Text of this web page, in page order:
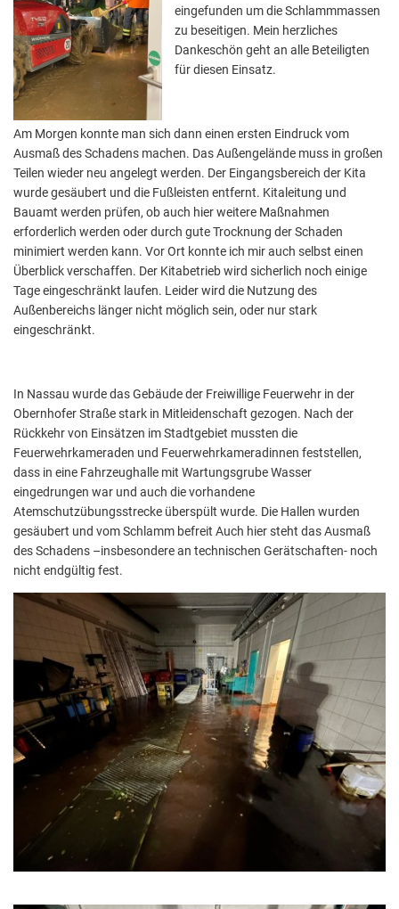
eingefunden um die Schlammmassen
zu beseitigen. Mein herzliches
Dankeschön geht an alle Beteiligten
für diesen Einsatz.
Am Morgen konnte man sich dann einen ersten Eindruck vom
Ausmaß des Schadens machen. Das Außengelände muss in großen
Teilen wieder neu angelegt werden. Der Eingangsbereich der Kita
wurde gesäubert und die Fußleisten entfernt. Kitaleitung und
Bauamt werden prüfen, ob auch hier weitere Maßnahmen
erforderlich werden oder durch gute Trocknung der Schaden
minimiert werden kann. Vor Ort konnte ich mir auch selbst einen
Überblick verschaffen. Der Kitabetrieb wird sicherlich noch einige
Tage eingeschränkt laufen. Leider wird die Nutzung des
Außenbereichs länger nicht möglich sein, oder nur stark
eingeschränkt.
In Nassau wurde das Gebäude der Freiwillige Feuerwehr in der
Obernhofer Straße stark in Mitleidenschaft gezogen. Nach der
Rückkehr von Einsätzen im Stadtgebiet mussten die
Feuerwehrkameraden und Feuerwehrkameradinnen feststellen,
dass in eine Fahrzeughalle mit Wartungsgrube Wasser
eingedrungen war und auch die vorhandene
Atemschutzübungsstrecke überspült wurde. Die Hallen wurden
gesäubert und vom Schlamm befreit Auch hier steht das Ausmaß
des Schadens –insbesondere an technischen Gerätschaften- noch
nicht endgültig fest.